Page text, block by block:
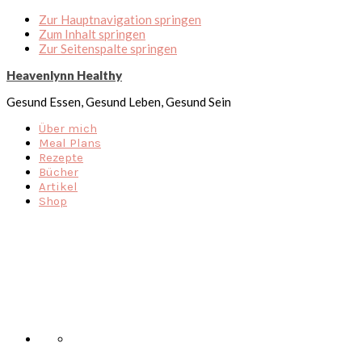
Zur Hauptnavigation springen
Zum Inhalt springen
Zur Seitenspalte springen
Heavenlynn Healthy
Gesund Essen, Gesund Leben, Gesund Sein
Über mich
Meal Plans
Rezepte
Bücher
Artikel
Shop